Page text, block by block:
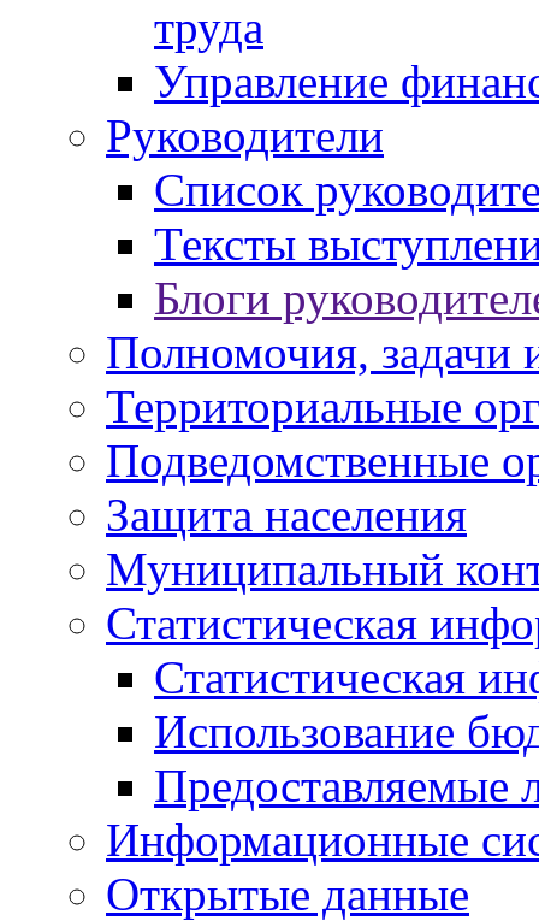
труда
Управление
Руководители
Список
Тексты
Блоги
Полномочия, задачи
Территориальные
Подведомственные
Защита населения
Муниципальный
Статистическая
Статистическая
Использование
Предоставляемые
Информационные
Открытые данные